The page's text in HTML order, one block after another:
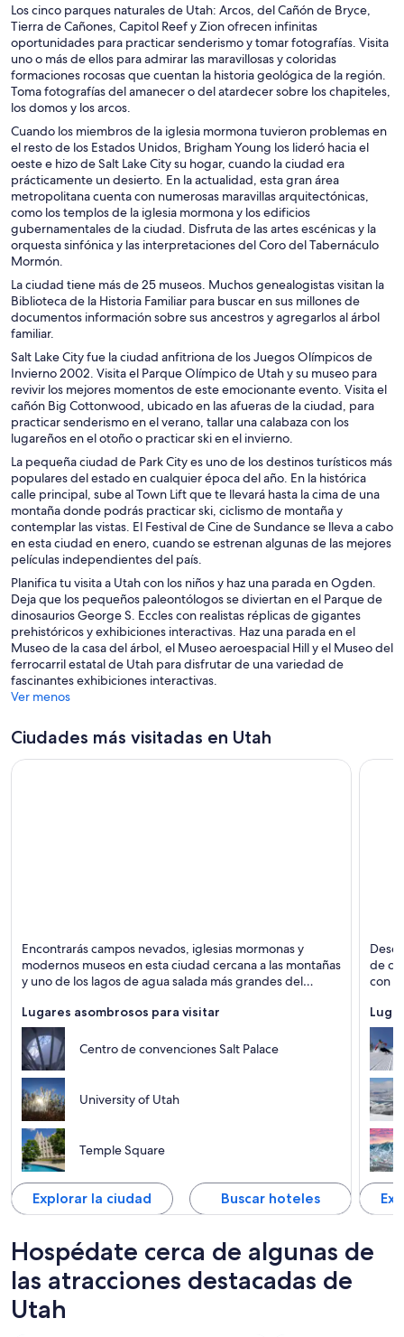
Los cinco parques naturales de Utah: Arcos, del Cañón de Bryce,
Tierra de Cañones, Capitol Reef y Zion ofrecen infinitas
oportunidades para practicar senderismo y tomar fotografías. Visita
uno o más de ellos para admirar las maravillosas y coloridas
formaciones rocosas que cuentan la historia geológica de la región.
Toma fotografías del amanecer o del atardecer sobre los chapiteles,
los domos y los arcos.
Cuando los miembros de la iglesia mormona tuvieron problemas en
el resto de los Estados Unidos, Brigham Young los lideró hacia el
oeste e hizo de Salt Lake City su hogar, cuando la ciudad era
prácticamente un desierto. En la actualidad, esta gran área
metropolitana cuenta con numerosas maravillas arquitectónicas,
como los templos de la iglesia mormona y los edificios
gubernamentales de la ciudad. Disfruta de las artes escénicas y la
orquesta sinfónica y las interpretaciones del Coro del Tabernáculo
Mormón.
La ciudad tiene más de 25 museos. Muchos genealogistas visitan la
Biblioteca de la Historia Familiar para buscar en sus millones de
documentos información sobre sus ancestros y agregarlos al árbol
familiar.
Salt Lake City fue la ciudad anfitriona de los Juegos Olímpicos de
Invierno 2002. Visita el Parque Olímpico de Utah y su museo para
revivir los mejores momentos de este emocionante evento. Visita el
cañón Big Cottonwood, ubicado en las afueras de la ciudad, para
practicar senderismo en el verano, tallar una calabaza con los
lugareños en el otoño o practicar ski en el invierno.
La pequeña ciudad de Park City es uno de los destinos turísticos más
populares del estado en cualquier época del año. En la histórica
calle principal, sube al Town Lift que te llevará hasta la cima de una
montaña donde podrás practicar ski, ciclismo de montaña y
contemplar las vistas. El Festival de Cine de Sundance se lleva a cabo
en esta ciudad en enero, cuando se estrenan algunas de las mejores
películas independientes del país.
Planifica tu visita a Utah con los niños y haz una parada en Ogden.
Deja que los pequeños paleontólogos se diviertan en el Parque de
dinosaurios George S. Eccles con realistas réplicas de gigantes
prehistóricos y exhibiciones interactivas. Haz una parada en el
Museo de la casa del árbol, el Museo aeroespacial Hill y el Museo del
ferrocarril estatal de Utah para disfrutar de una variedad de
fascinantes exhibiciones interactivas.
Ver menos
Ciudades más visitadas en Utah
Lagos, Templos y Ski
Encontrarás campos nevados, iglesias mormonas y
modernos museos en esta ciudad cercana a las montañas
y uno de los lagos de agua salada más grandes del
Lugares asombrosos para visitar
Centro de convenciones Salt Palace
University of Utah
Temple Square
Explorar la ciudad Buscar hoteles
Ski,
de
con
Hospédate cerca de algunas de
las atracciones destacadas de
Utah